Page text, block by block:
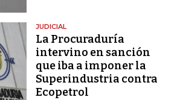
JUDICIAL
La Procuraduría
intervino en sanción
que iba a imponer la
Superindustria contra
Ecopetrol